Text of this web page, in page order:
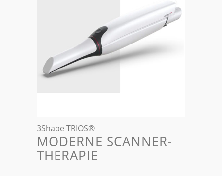
3Shape TRIOS®
MODERNE SCANNER-
THERAPIE